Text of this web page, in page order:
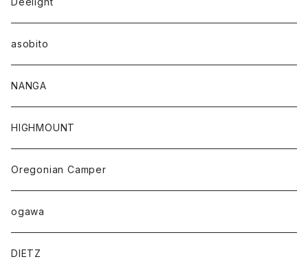
asobito
NANGA
HIGHMOUNT
Oregonian Camper
ogawa
DIETZ